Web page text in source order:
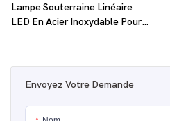
Envoyez Votre Demande
Lampe Souterraine Linéaire
LED En Acier Inoxydable Pour